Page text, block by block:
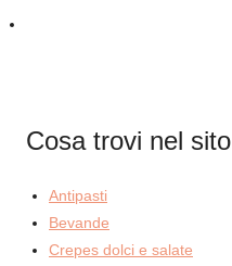
Cosa trovi nel sito
Antipasti
Bevande
Crepes dolci e salate